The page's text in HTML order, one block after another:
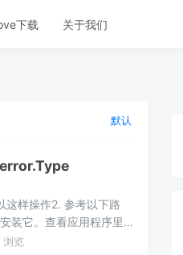
下载 关于我们
默认
样操作2. 参考以下路
装它。查看应用程序里是
进行安装。
浏览